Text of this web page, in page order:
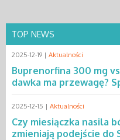
TOP NEWS
2025-12-19 | Aktualności
Buprenorfina 300 mg
dawka ma przewagę?
2025-12-15 | Aktualności
Czy miesiączka nasila
zmieniają podejście do